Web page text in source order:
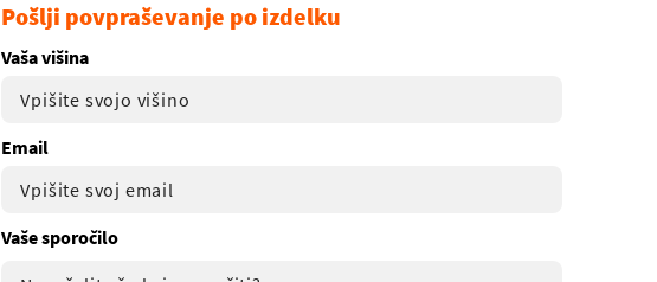
Pošlji povpraševanje po izdelku
Vaša višina
Email
Vaše sporočilo